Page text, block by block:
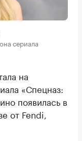
сериала
на
«Спецназ:
появилась в
от Fendi,